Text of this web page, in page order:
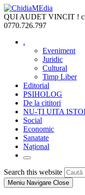
Skip
to
content
QUI AUDET VINCIT !
0770.726.797
.
Eveniment
Juridic
Cultural
Timp Liber
Editorial
PSIHOLOG
De la cititori
NU-ȚI UITA
Social
Economic
Sanatate
Național
Toggle
website
search
Search this website
Meniu Navigare Close